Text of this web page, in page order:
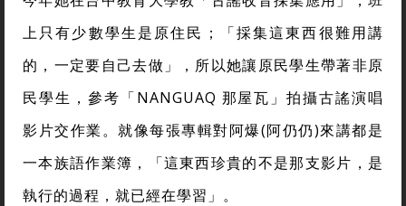
上只有少數學生是原住民；「採集這東西很難用講
的，一定要自己去做」，所以她讓原民學生帶著非原
民學生，參考「NANGUAQ 那屋瓦」拍攝古謠演唱
影片交作業。就像每張專輯對阿爆(阿仍仍)來講都是
一本族語作業簿，「這東西珍貴的不是那支影片，是
執行的過程，就已經在學習」。